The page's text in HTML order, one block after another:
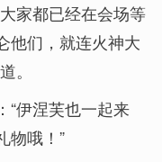
家都已经在会场等
他们，就连火神大
。
“伊涅芙也一起来
物哦！”